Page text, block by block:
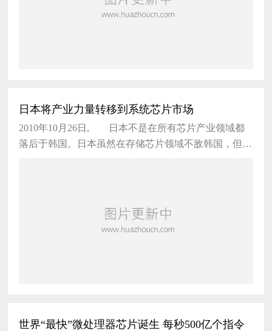
日本将产业力量转移到系统芯片市场
2010年10月26日, 日本不是在所有芯片产业领域都
落后于韩国。日本虽然在存储芯片领域不敌韩国，但在
世界“最快”微处理器芯片诞生 每秒500亿个指令